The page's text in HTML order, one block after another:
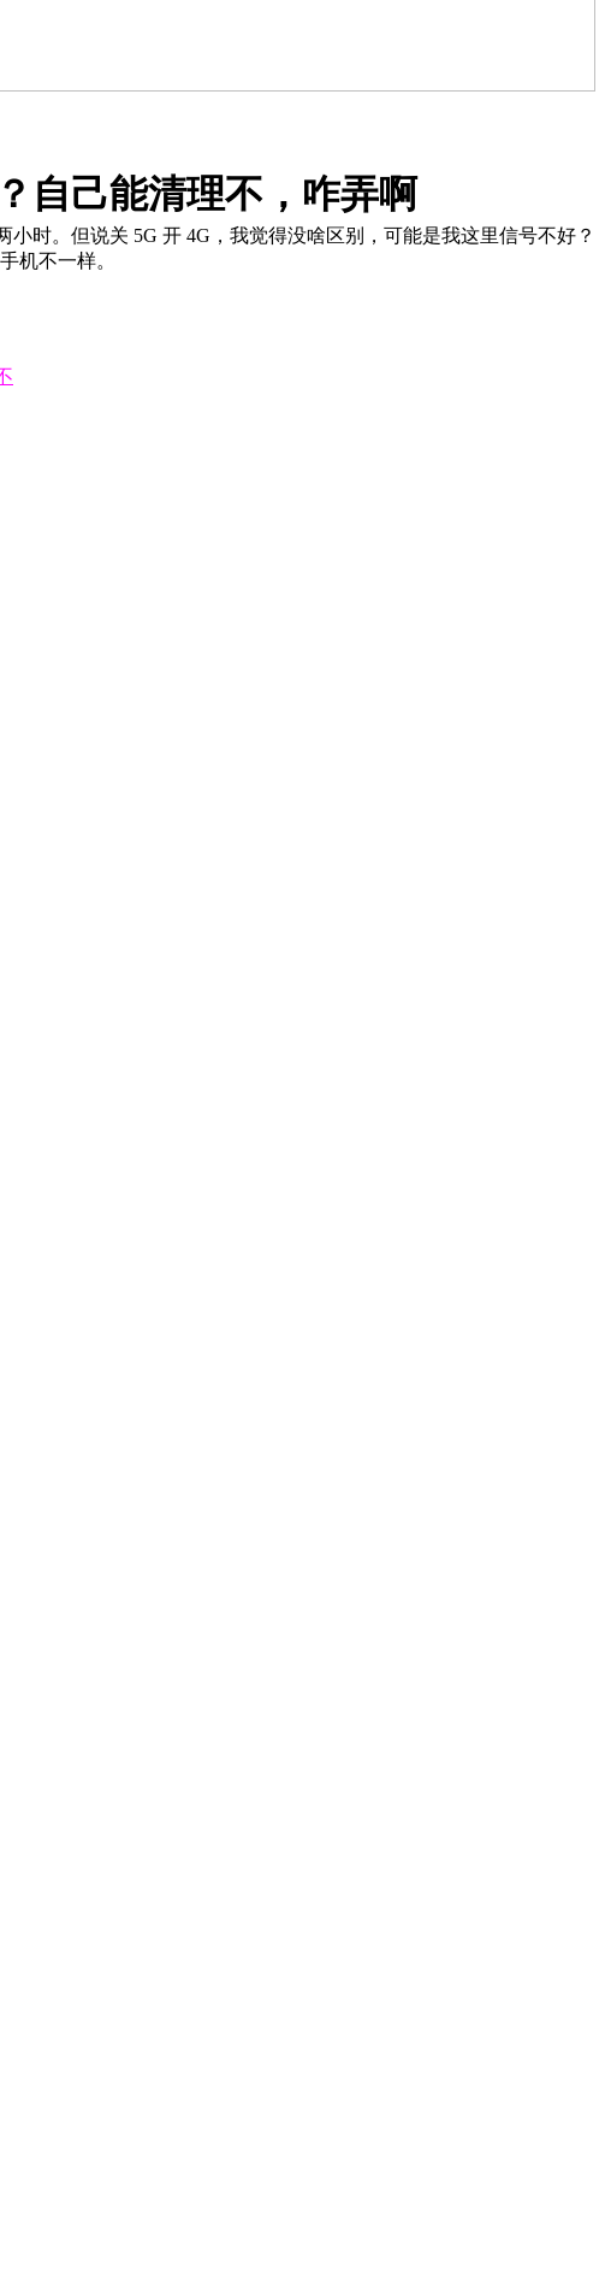
自己能清理不，咋弄啊​
时。但说关 5G 开 4G，我觉得没啥区别，可能是我这里信号不好？
机不一样。​